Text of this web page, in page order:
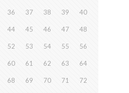
36 37 38 39 40
44 45 46 47 48
52 53 54 55 56
60 61 62 63 64
68 69 70 71 72